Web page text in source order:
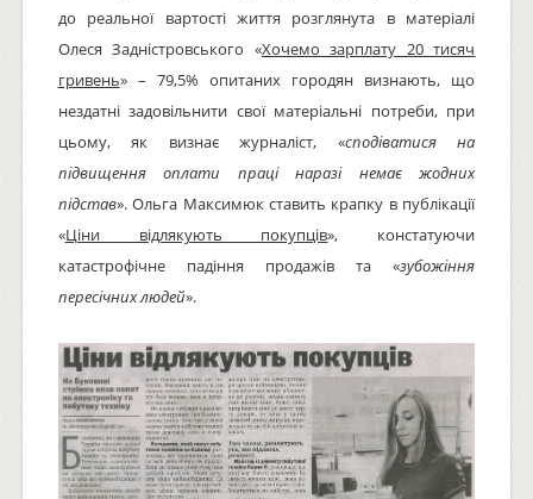
до реальної вартості життя розглянута в матеріалі
Олеся Задністровського «Хочемо зарплату 20 тисяч
гривень» – 79,5% опитаних городян визнають, що
нездатні задовільнити свої матеріальні потреби, при
цьому, як визнає журналіст, «сподіватися на
підвищення оплати праці наразі немає жодних
підстав». Ольга Максимюк ставить крапку в публікації
«Ціни відлякують покупців», констатуючи
катастрофічне падіння продажів та «зубожіння
пересічних людей».